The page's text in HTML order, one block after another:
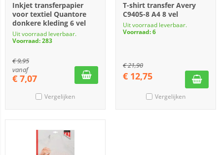
Inkjet transferpapier
voor textiel Quantore
donkere kleding 6 vel
Uit voorraad leverbaar.
Voorraad: 283
€9,95
vanaf
€ 7,07
Vergelijken
T-shirt transfer Avery
C9405-8 A4 8 vel
Uit voorraad leverbaar.
Voorraad: 6
€21,90
€ 12,75
Vergelijken